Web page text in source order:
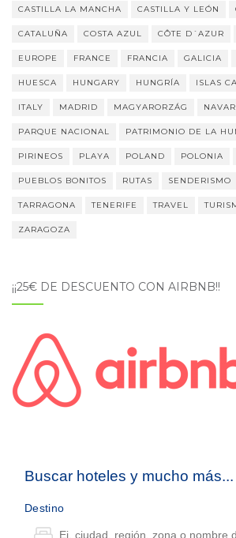
CASTILLA LA MANCHA CASTILLA Y LEÓN
CATALUÑA COSTA AZUL CÔTE D´AZUR
EUROPE FRANCE FRANCIA GALICIA
HUESCA HUNGARY HUNGRÍA ISLAS
ITALY MADRID MAGYARORZÁG
PARQUE NACIONAL PATRIMONIO DE LA
PIRINEOS PLAYA POLAND POLONIA
PUEBLOS BONITOS RUTAS SENDERISMO
TARRAGONA TENERIFE TRAVEL
ZARAGOZA
¡¡25€ DE DESCUENTO CON AIRBNB!!
Buscar hoteles y mucho más...
Destino